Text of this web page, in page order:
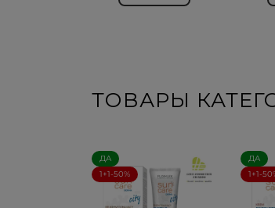
ТОВАРЫ
ДА
1+1-50%
ДА
1+1-